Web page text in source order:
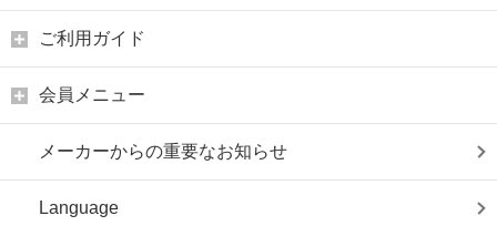
ご利用ガイド
会員メニュー
メーカーからの重要なお知らせ
Language